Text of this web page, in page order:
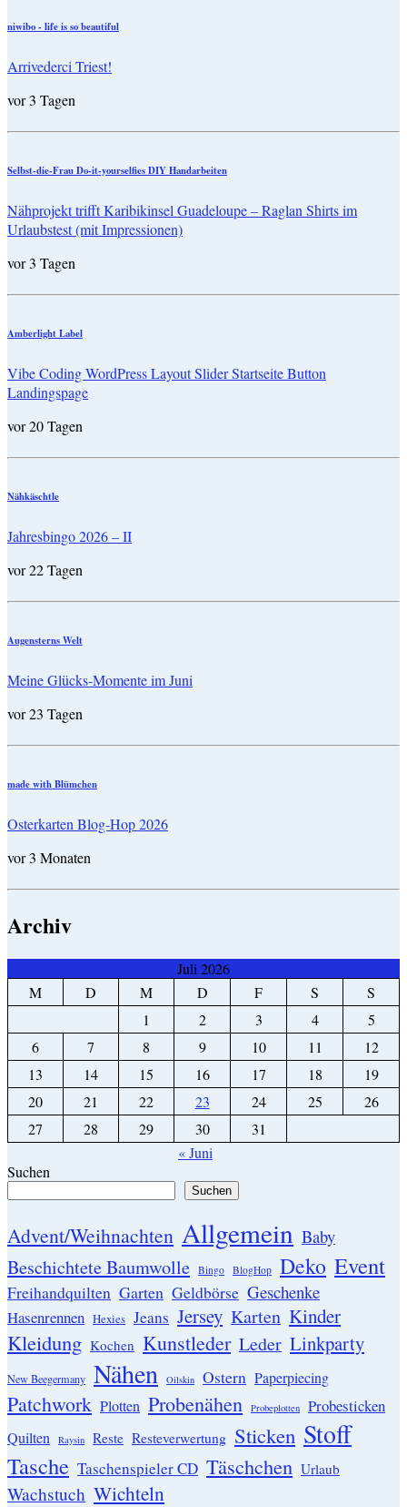
niwibo - life is so beautiful
Arrivederci Triest!
vor 3 Tagen
Selbst-die-Frau Do-it-yourselfies DIY Handarbeiten
Nähprojekt trifft Karibikinsel Guadeloupe – Raglan Shirts im
Urlaubstest (mit Impressionen)
vor 3 Tagen
Amberlight Label
Vibe Coding WordPress Layout Slider Startseite Button
Landingspage
vor 20 Tagen
Nähkäschtle
Jahresbingo 2026 – II
vor 22 Tagen
Augensterns Welt
Meine Glücks-Momente im Juni
vor 23 Tagen
made with Blümchen
Osterkarten Blog-Hop 2026
vor 3 Monaten
Archiv
Juli 2026
M
D M D F S
S
1
2 3 4
5
6
7 8 9 10 11
12
13
14 15 16 17 18
19
20
21 22 23 24 25
26
27
28 29 30
31
« Juni
Suchen
Suchen
Advent/Weihnachten Allgemein Baby
Beschichtete Baumwolle Bingo BlogHop Deko Event
Freihandquilten Garten Geldbörse Geschenke
Hasenrennen Hexies Jeans Jersey Karten Kinder
Kleidung Kochen Kunstleder Leder Linkparty
New Beegermany Nähen Oilskin Ostern Paperpiecing
Patchwork Plotten Probenähen Probeplotten Probesticken
Quilten Raysin Reste Resteverwertung Sticken Stoff
Tasche Taschenspieler CD Täschchen Urlaub
Wachstuch Wichteln